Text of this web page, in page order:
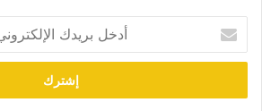
بريدك
الإلكتروني